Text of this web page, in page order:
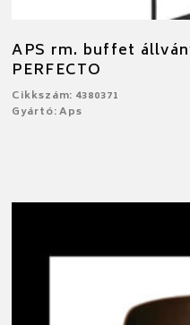
APS rm. buffet
PERFECTO
Cikkszám: 4380371
Gyártó: Aps